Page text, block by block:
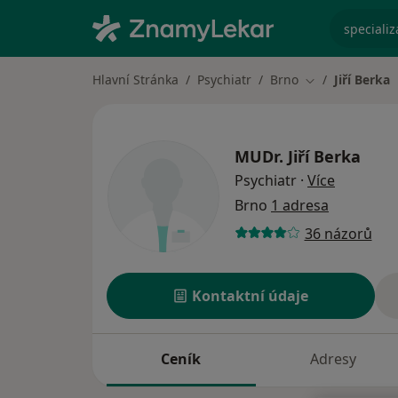
Hlavní Stránka Psychiatr Brno Změna města
Jiří Berka
MUDr. Jiří Berka
Psychiatr · Více
Brno 1 adresa
36 názorů
Kontaktní údaje
Ceník Adresy